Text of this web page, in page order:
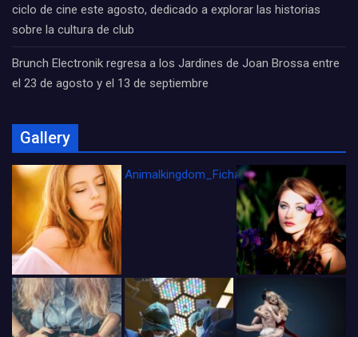
ciclo de cine este agosto, dedicado a explorar las historias
sobre la cultura de club
Brunch Electronik regresa a los Jardines de Joan Brossa entre
el 23 de agosto y el 13 de septiembre
Gallery
Animalkingdom_FichaCine